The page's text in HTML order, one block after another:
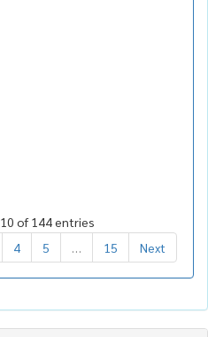
of 144 entries
4 5 15 Next